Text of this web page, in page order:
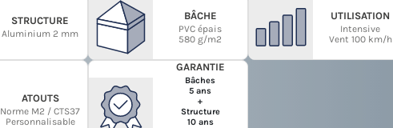
STRUCTURE
Aluminium 2 mm
BÂCHE
PVC épais
580 g/m2
UTILISATION
Intensive
Vent 100 km/h
ATOUTS
Norme M2 / CTS37
Personnalisable
GARANTIE
Bâches
5 ans
+
Structure
10 ans